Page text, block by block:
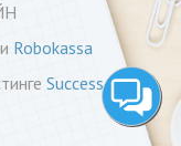
Robokassa
Success